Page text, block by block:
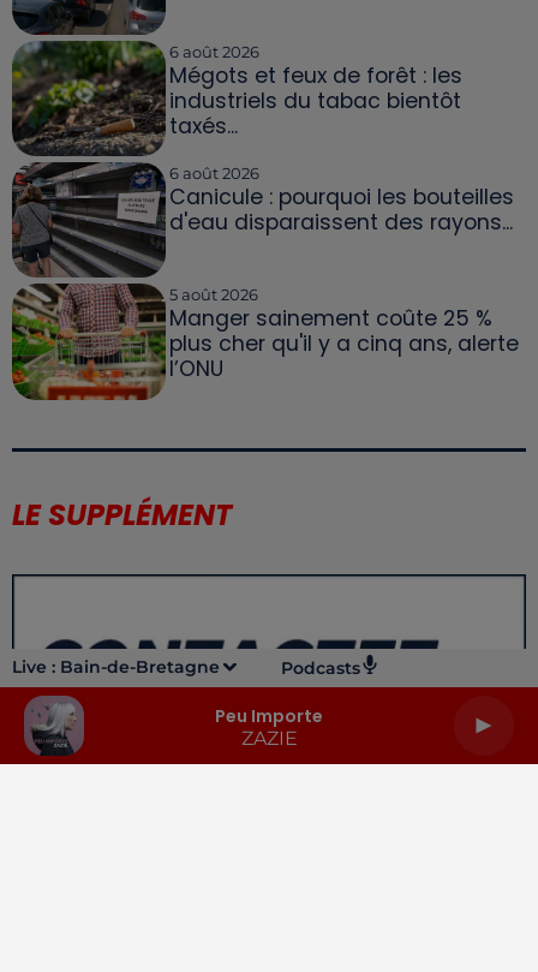
Live : Bain-de-Bretagne Podcasts
Peu Importe
ZAZIE
6 août 2026
Mégots et feux de forêt : les
industriels du tabac bientôt
taxés...
6 août 2026
Canicule : pourquoi les bouteilles
d'eau disparaissent des rayons...
5 août 2026
Manger sainement coûte 25 %
plus cher qu'il y a cinq ans, alerte
l’ONU
LE SUPPLÉMENT